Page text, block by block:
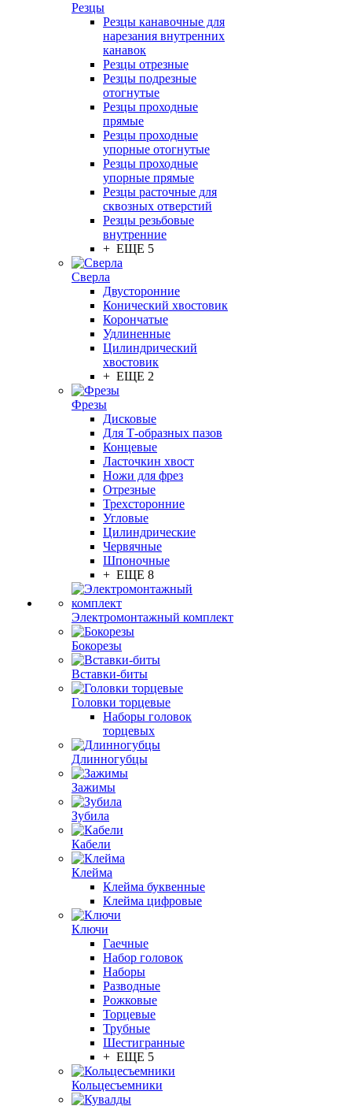
Резцы
Резцы канавочные для
нарезания внутренних
канавок
Резцы отрезные
Резцы подрезные
отогнутые
Резцы проходные
прямые
Резцы проходные
упорные отогнутые
Резцы проходные
упорные прямые
Резцы расточные для
сквозных отверстий
Резцы резьбовые
внутренние
+ ЕЩЕ 5
Сверла
Двусторонние
Конический хвостовик
Корончатые
Удлиненные
Цилиндрический
хвостовик
+ ЕЩЕ 2
Фрезы
Дисковые
Для Т-образных пазов
Концевые
Ласточкин хвост
Ножи для фрез
Отрезные
Трехсторонние
Угловые
Цилиндрические
Червячные
Шпоночные
+ ЕЩЕ 8
Электромонтажный комплект
Бокорезы
Вставки-биты
Головки торцевые
Наборы головок
торцевых
Длинногубцы
Зажимы
Зубила
Кабели
Клейма
Клейма буквенные
Клейма цифровые
Ключи
Гаечные
Набор головок
Наборы
Разводные
Рожковые
Торцевые
Трубные
Шестигранные
+ ЕЩЕ 5
Кольцесъемники